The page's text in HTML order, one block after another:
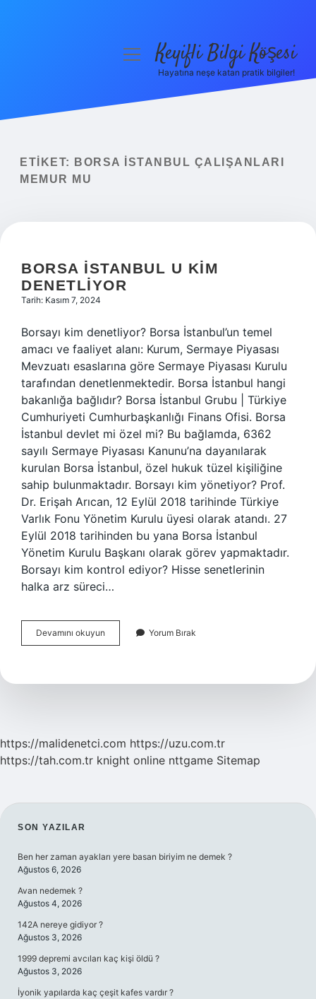
Yasal Uyarı
menüyüKeyifli Bilgi Köşesi
Hayatına neşe katan pratik bilgiler!
ETIKET:
BORSA İSTANBUL ÇALIŞANLARI
MEMUR MU
BORSA İSTANBUL U KIM
DENETLIYOR
Tarih: Kasım 7, 2024
Borsayı kim denetliyor? Borsa İstanbul’un temel
amacı ve faaliyet alanı: Kurum, Sermaye Piyasası
Mevzuatı esaslarına göre Sermaye Piyasası Kurulu
tarafından denetlenmektedir. Borsa İstanbul hangi
bakanlığa bağlıdır? Borsa İstanbul Grubu | Türkiye
Cumhuriyeti Cumhurbaşkanlığı Finans Ofisi. Borsa
İstanbul devlet mi özel mi? Bu bağlamda, 6362
sayılı Sermaye Piyasası Kanunu’na dayanılarak
kurulan Borsa İstanbul, özel hukuk tüzel kişiliğine
sahip bulunmaktadır. Borsayı kim yönetiyor? Prof.
Dr. Erişah Arıcan, 12 Eylül 2018 tarihinde Türkiye
Varlık Fonu Yönetim Kurulu üyesi olarak atandı. 27
Eylül 2018 tarihinden bu yana Borsa İstanbul
Yönetim Kurulu Başkanı olarak görev yapmaktadır.
Borsayı kim kontrol ediyor? Hisse senetlerinin
halka arz süreci…
Devamını okuyun
İStanbul
Denetliyor
Yorum Bırak
https://malidenetci.com https://uzu.com.tr
https://tah.com.tr knight online nttgame Sitemap
SIDEBAR
SON YAZILAR
Ben her zaman ayakları yere basan biriyim ne demek ?
Ağustos 6, 2026
Avan nedemek ?
Ağustos 4, 2026
142A nereye gidiyor ?
Ağustos 3, 2026
1999 depremi avcıları kaç kişi öldü ?
Ağustos 3, 2026
İyonik yapılarda kaç çeşit kafes vardır ?